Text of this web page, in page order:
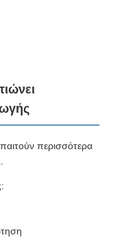
περισσότερα